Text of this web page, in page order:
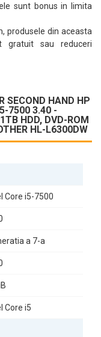
variată de porturi,
concepută pentru a
HL-L6300DW
imprimare rapide și
provocărilor zilnice.
sau navigați pe
sunt bonus in limita
produsele din aceasta
gratuit sau reduceri
SECOND HAND HP
7500 3.40 -
HDD, DVD-ROM
HL-L6300DW
Core i5-7500
a 7-a
Core i5